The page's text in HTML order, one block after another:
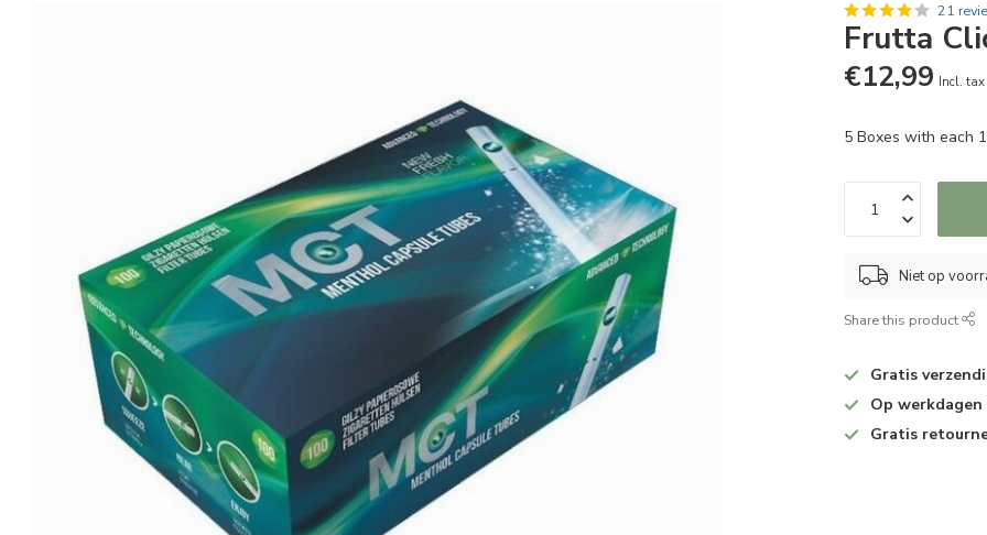
21
Frutta
€12,99 Incl. tax
5 Boxes with each
Niet op
Share this product
Gratis
Op
Gratis